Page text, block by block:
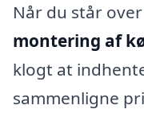
Når du står
montering af
klogt at
sammenligne